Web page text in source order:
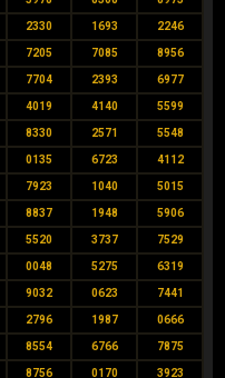
2330 1693 2246
7205 7085 8956
7704 2393 6977
4019 4140 5599
8330 2571 5548
0135 6723 4112
7923 1040 5015
8837 1948 5906
5520 3737 7529
0048 5275 6319
9032 0623 7441
2796 1987 0666
8554 6766 7875
8756 0170 3923